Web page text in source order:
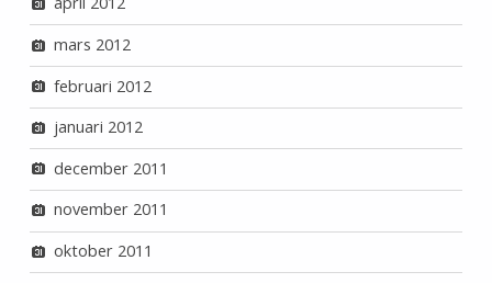
mars 2012
februari 2012
januari 2012
december 2011
november 2011
oktober 2011